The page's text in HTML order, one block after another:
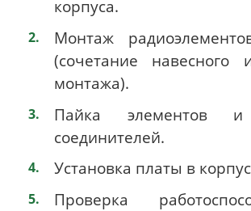
корпуса.
Монтаж
(сочетание навесного
монтажа).
Пайка элементов и
соединителей.
Установка платы в
Проверка